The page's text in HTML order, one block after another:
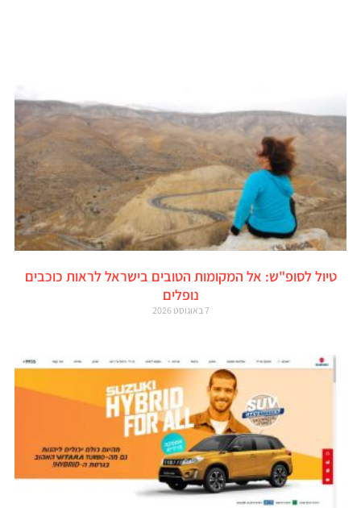
טיול לסופ"ש: אל המקומות הטובים בישראל לראות כוכבים
נופלים
7 באוגוסט 2026